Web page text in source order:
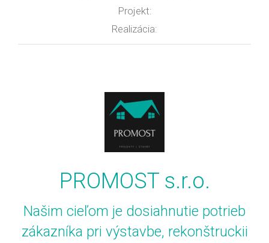
Projekt:
Realizácia:
PROMOST s.r.o.
Našim cieľom je dosiahnutie potrieb
zákazníka pri výstavbe, rekonštruckii